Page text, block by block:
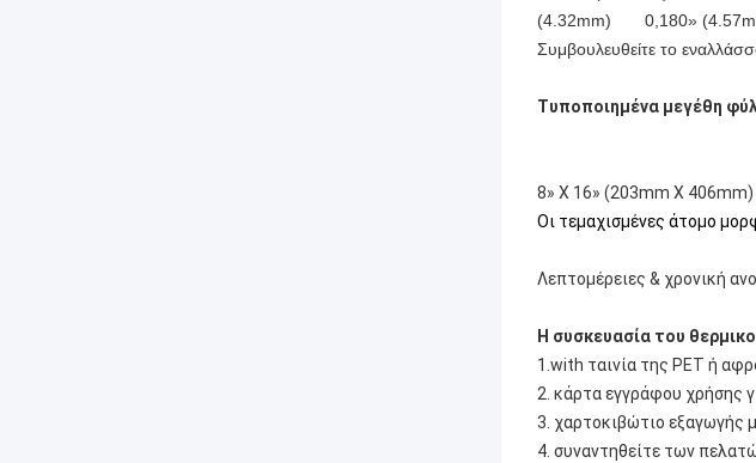
(4.32mm) 0,180»
Συμβουλευθείτε το
Τυποποιημένα μεγέθη
8» Χ 16» (203mm X
Οι τεμαχισμένες άτομο
Λεπτομέρειες & χρονική
Η συσκευασία του
1.with ταινία της PET ή
2. κάρτα εγγράφου χρήσης
3. χαρτοκιβώτιο εξαγωγής
4. συναντηθείτε των